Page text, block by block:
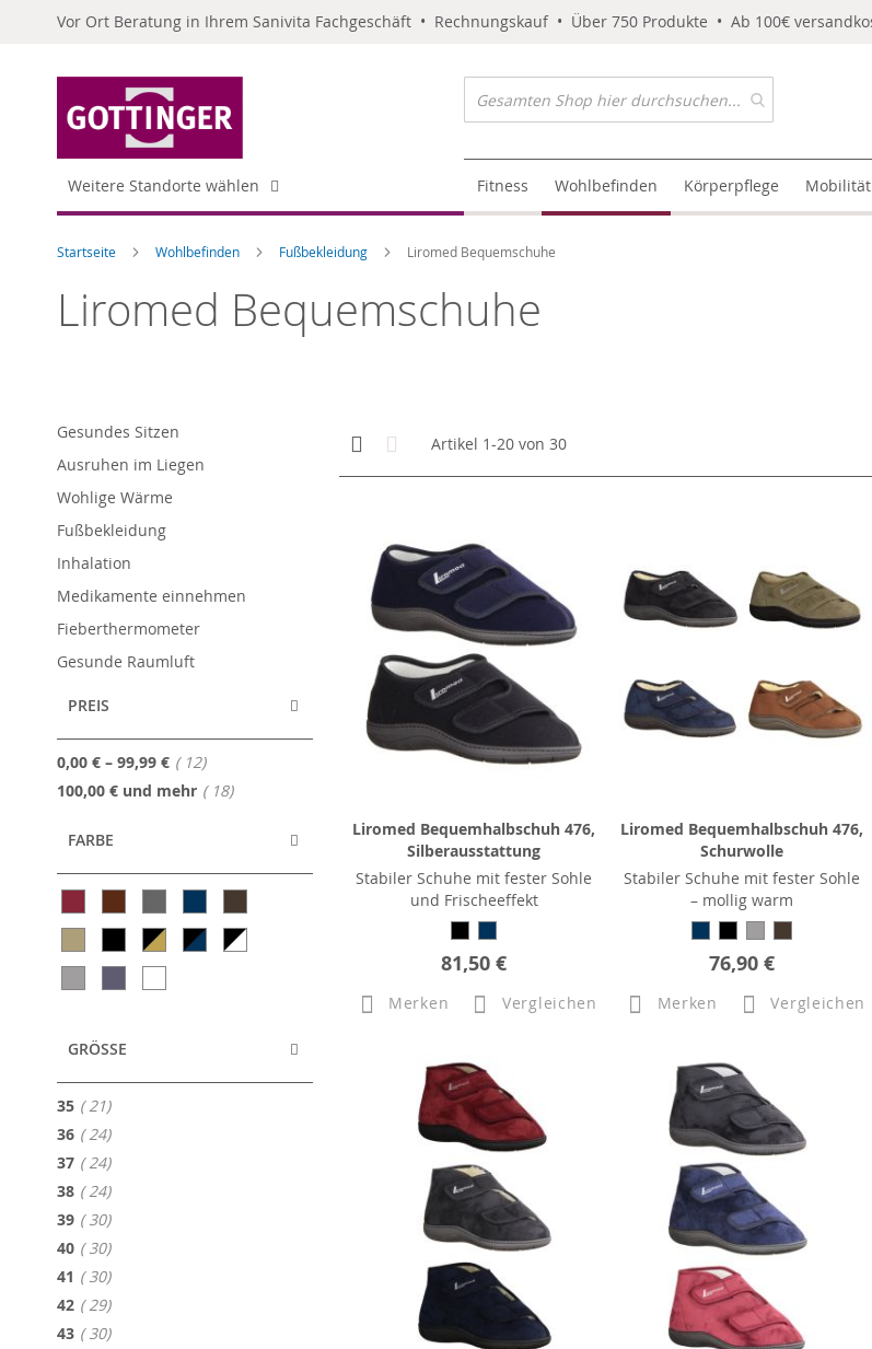
Vor Ort Beratung in Ihrem Sanivita Fachgeschäft • Rechnungskauf • Über 750 Produkte • Ab 100€
Weitere Standorte wählen Fitness Wohlbefinden Körperpflege Mobilität
Startseite Wohlbefinden Fußbekleidung Liromed Bequemschuhe
Liromed Bequemschuhe
Anzeigen
als
Kachelansicht
Artikel 1-20 von30
Liromed Bequemhalbschuh 476,
Silberausstattung
Stabiler Schuhe mit fester Sohle
und Frischeeffekt
81,50 €
Merken Vergleichen
Liromed Bequemhalbschuh 476,
Schurwolle
Stabiler Schuhe mit fester Sohle
– mollig warm
76,90 €
Merken Vergleichen
Gesundes Sitzen
Ausruhen im Liegen
Wohlige Wärme
Fußbekleidung
Inhalation
Medikamente einnehmen
Fieberthermometer
Gesunde Raumluft
PREIS
0,00 € – 99,99 € 12Artikel
100,00 € und mehr 18Artikel
FARBE
GRÖSSE
35 21Artikel
36 24Artikel
37 24Artikel
38 24Artikel
39 30Artikel
40 30Artikel
41 30Artikel
42 29Artikel
43 30Artikel